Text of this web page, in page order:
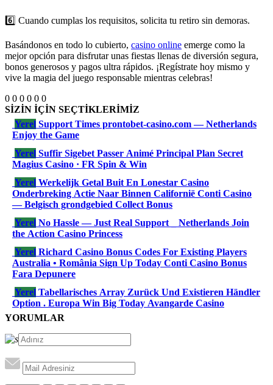
6️⃣ Cuando cumplas los requisitos, solicita tu retiro sin demoras.
Basándonos en todo lo cubierto, casino online emerge como la
mejor opción para disfrutar unas fiestas llenas de diversión segura,
bonos generosos y pagos ultra rápidos. ¡Regístrate hoy mismo y
vive la magia del juego responsable mientras celebras!
0 0 0 0 0 0
SİZİN İÇİN SEÇTİKLERİMİZ
Yerel Support Times prontobet-casino.com — Netherlands
Enjoy the Game
Yerel Suffir Sigebet Passer Animé Principal Plan Secret
Magius Casino · FR Spin & Win
Yerel Werkelijk Getal Buit En Lonestar Casino
Onderbreking Actie Naar Binnen Californië Conti Casino
— Belgisch grondgebied Collect Bonus
Yerel No Hassle — Just Real Support _ Netherlands Join
the Action Casino Princess
Yerel Richard Casino Bonus Codes For Existing Players
Australia • România Sign Up Today Conti Casino Bonus
Fara Depunere
Yerel Tabellarisches Array Zurück Und Existieren Händler
Option . Europa Win Big Today Avangarde Casino
YORUMLAR